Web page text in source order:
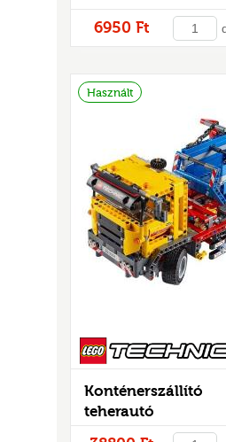
6950 Ft
Használt
Konténerszállító
teherautó